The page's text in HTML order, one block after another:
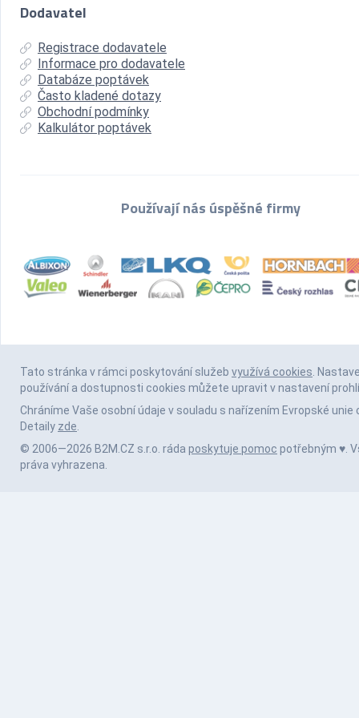
Dodavatel
Registrace dodavatele
Informace pro dodavatele
Databáze poptávek
Často kladené dotazy
Obchodní podmínky
Kalkulátor poptávek
Používají nás úspěšné firmy
Tato stránka v rámci poskytování služeb využívá cookies.
používání a dostupnosti cookies můžete upravit v nastavení
Chráníme Vaše osobní údaje v souladu s nařízením Evropské unie
Detaily zde.
© 2006—2026 B2M.CZ s.r.o. ráda poskytuje pomoc potřebným ♥️.
práva vyhrazena.